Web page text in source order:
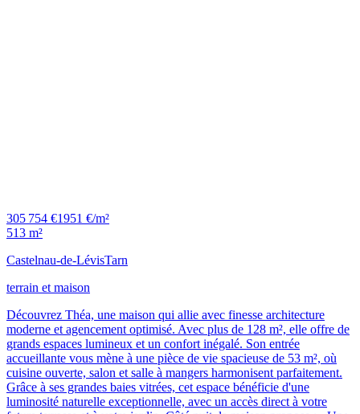
305 754 €1951 €/m²
513 m²
Castelnau-de-LévisTarn
terrain et maison
Découvrez Théa, une maison qui allie avec finesse architecture
moderne et agencement optimisé. Avec plus de 128 m², elle offre de
grands espaces lumineux et un confort inégalé. Son entrée
accueillante vous mène à une pièce de vie spacieuse de 53 m², où
cuisine ouverte, salon et salle à mangers harmonisent parfaitement.
Grâce à ses grandes baies vitrées, cet espace bénéficie d'une
luminosité naturelle exceptionnelle, avec un accès direct à votre